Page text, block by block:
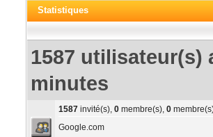
Statistiques
1587 utilisateur(s)
minutes
1587invité(s), 0membre(s), 0
Google.com